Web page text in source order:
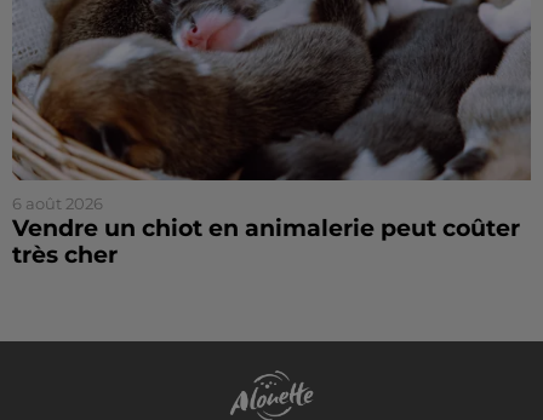
6 août 2026
Vendre un chiot en animalerie peut coûter
très cher